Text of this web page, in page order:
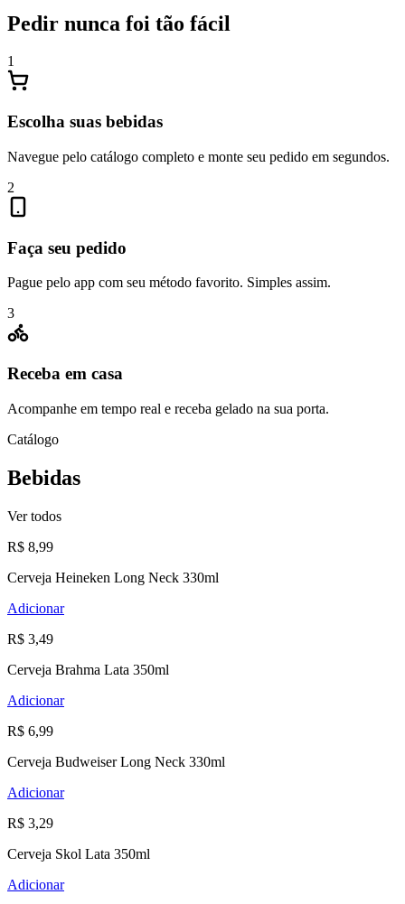
Pedir nunca foi tão fácil
1
Escolha suas bebidas
Navegue pelo catálogo completo e monte seu pedido em segundos.
2
Faça seu pedido
Pague pelo app com seu método favorito. Simples assim.
3
Receba em casa
Acompanhe em tempo real e receba gelado na sua porta.
Catálogo
Bebidas
Ver todos
R$ 8,99
Cerveja Heineken Long Neck 330ml
Adicionar
R$ 3,49
Cerveja Brahma Lata 350ml
Adicionar
R$ 6,99
Cerveja Budweiser Long Neck 330ml
Adicionar
R$ 3,29
Cerveja Skol Lata 350ml
Adicionar